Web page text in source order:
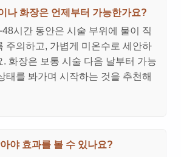
나 화장은 언제부터 가능한가요?
시간 동안은 시술 부위에 물이 직
주의하고, 가볍게 미온수로 세안하
. 화장은 보통 시술 다음 날부터 가능
태를 봐가며 시작하는 것을 추천해
야 효과를 볼 수 있나요?